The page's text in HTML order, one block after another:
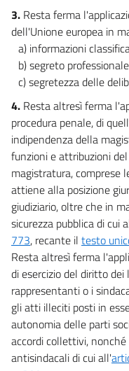
3. Resta ferma
dell'Unione europea in
a) informazioni
b) segreto
c) segretezza delle
4. Resta altresì ferma
procedura penale, di
indipendenza della
funzioni e attribuzioni
magistratura, comprese
attiene alla posizione
giudiziario, oltre che in
sicurezza pubblica di cui
773, recante il testo
Resta altresì ferma
di esercizio del diritto
rappresentanti o i
gli atti illeciti posti in
autonomia delle parti
accordi collettivi,
antisindacali di cui all'